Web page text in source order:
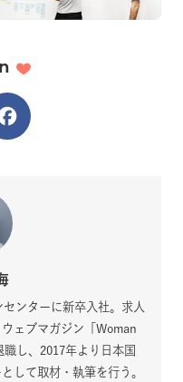
アFacebook
ンターに新卒入社。求人
ェブマガジン「Woman
し、2017年より日本国
して取材・執筆を行う。